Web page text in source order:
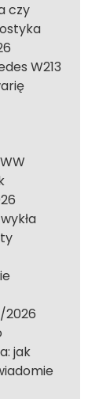
czy
W213
2026
jak